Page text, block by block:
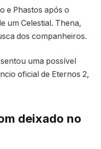
e Phastos após o
um Celestial. Thena,
dos companheiros.
uma possível
oficial de Eternos 2,
deixado no